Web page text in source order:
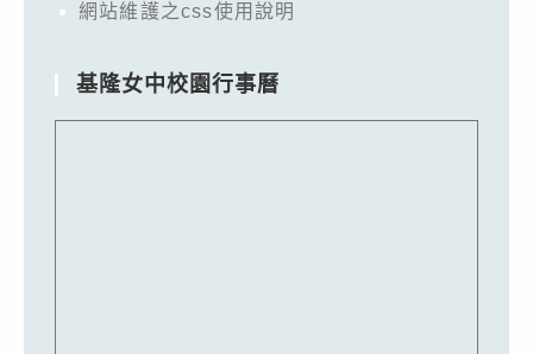
網站維護之css使用說明
基隆女中校園行事曆